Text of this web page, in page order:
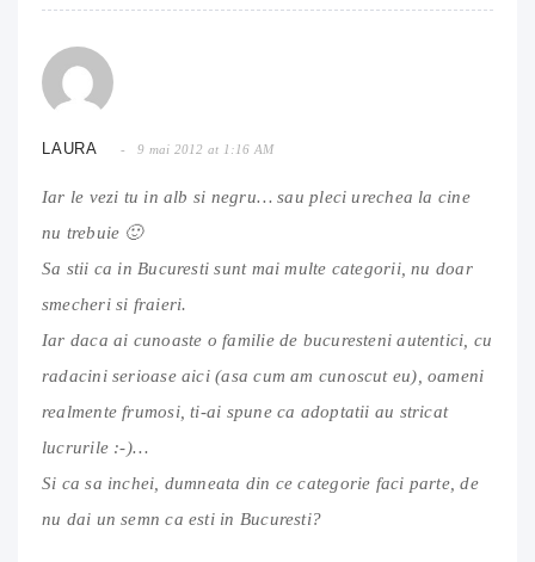
LAURA 9 mai 2012 at 1:16 AM
Iar le vezi tu in alb si negru… sau pleci urechea la cine
nu trebuie 🙂
Sa stii ca in Bucuresti sunt mai multe categorii, nu doar
smecheri si fraieri.
Iar daca ai cunoaste o familie de bucuresteni autentici, cu
radacini serioase aici (asa cum am cunoscut eu), oameni
realmente frumosi, ti-ai spune ca adoptatii au stricat
lucrurile :-)…
Si ca sa inchei, dumneata din ce categorie faci parte, de
nu dai un semn ca esti in Bucuresti?